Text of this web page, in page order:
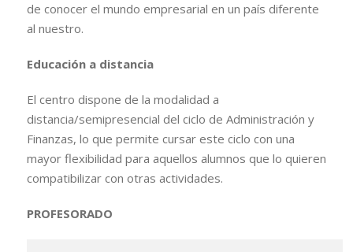
de conocer el mundo empresarial en un país diferente
al nuestro.
Educación a distancia
El centro dispone de la modalidad a
distancia/semipresencial del ciclo de Administración y
Finanzas, lo que permite cursar este ciclo con una
mayor flexibilidad para aquellos alumnos que lo quieren
compatibilizar con otras actividades.
PROFESORADO